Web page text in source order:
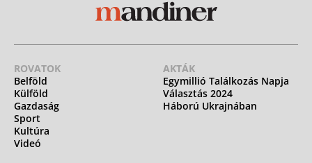
ROVATOK
Belföld
Külföld
Gazdaság
Sport
Kultúra
Videó
AKTÁK
Egymillió Találkozás Napja
Választás 2024
Háború Ukrajnában